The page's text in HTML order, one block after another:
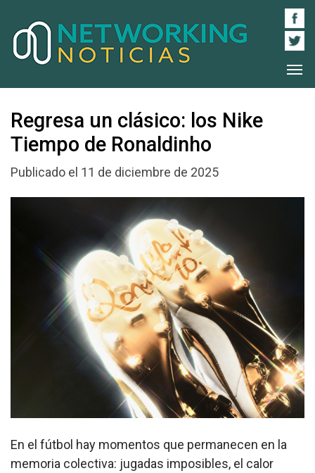
Regresa un clásico: los Nike
Tiempo de Ronaldinho
Publicado el 11 de diciembre de 2025
En el fútbol hay momentos que permanecen en la
memoria colectiva: jugadas imposibles, el calor